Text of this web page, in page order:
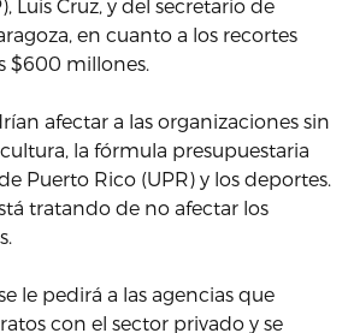
Luis Cruz, y del secretario de
en cuanto a los recortes
$600 millones.
afectar a las organizaciones sin
la fórmula presupuestaria
Puerto Rico (UPR) y los deportes.
tratando de no afectar los
le pedirá a las agencias que
con el sector privado y se